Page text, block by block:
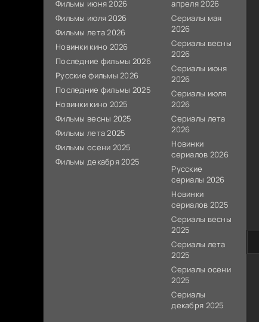
Фильмы июня 2026
Фильмы июля 2026
Фильмы лета 2026
Новинки кино 2026
Последние фильмы 2026
Русские фильмы 2026
Последние фильмы 2025
Новинки кино 2025
Фильмы весны 2025
Фильмы лета 2025
Фильмы осени 2025
Фильмы декабря 2025
апреля 2026
Сериалы мая
2026
Сериалы весны
2026
Сериалы июня
2026
Сериалы июля
2026
Сериалы лета
2026
Новинки
сериалов 2026
Русские
сериалы 2026
Новинки
сериалов 2025
Сериалы весны
2025
Сериалы лета
2025
Сериалы осени
2025
Сериалы
декабря 2025